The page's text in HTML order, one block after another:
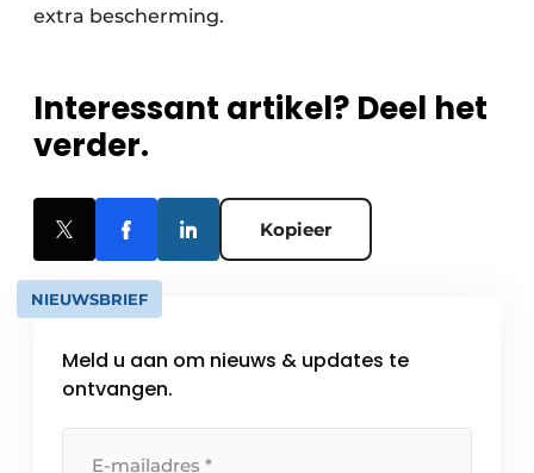
extra bescherming.
Interessant artikel? Deel het
verder.
Kopieer
NIEUWSBRIEF
Meld u aan om nieuws & updates te
ontvangen.